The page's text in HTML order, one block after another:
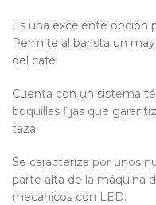
Es una excelente opción
Permite al barista un
del café.
Cuenta con un sistema
boquillas fijas que
taza.
Se caracteriza por unos
parte alta de la máquina
mecánicos con LED.